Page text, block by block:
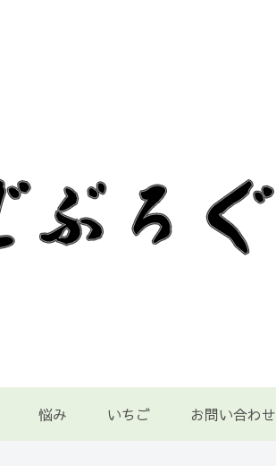
悩み いちご お問い合わせ